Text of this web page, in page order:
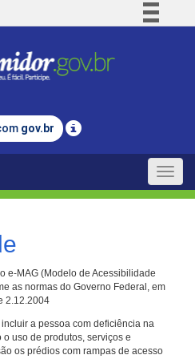
Comunica BR
Legislação
gov.br
Toggle
e-MAG (Modelo de Acessibilidade
as normas do Governo Federal, em
2.12.2004
a pessoa com deficiência na
uso de produtos, serviços e
os prédios com rampas de acesso